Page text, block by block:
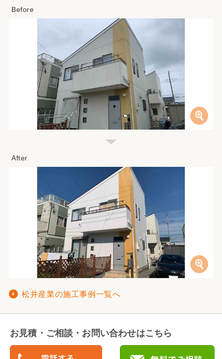
松井産業の施工事例一覧へ
お見積・ご相談・お問い合わせはこちら